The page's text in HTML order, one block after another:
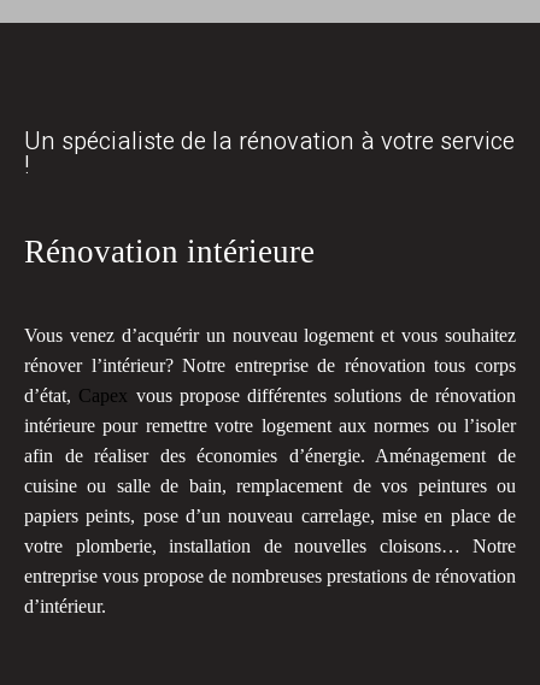
Un spécialiste de la rénovation à votre service
!
Rénovation intérieure
Vous venez d’acquérir un nouveau logement et vous souhaitez
rénover l’intérieur? Notre entreprise de rénovation tous corps
d’état, Capex vous propose différentes solutions de rénovation
intérieure pour remettre votre logement aux normes ou l’isoler
afin de réaliser des économies d’énergie. Aménagement de
cuisine ou salle de bain, remplacement de vos peintures ou
papiers peints, pose d’un nouveau carrelage, mise en place de
votre plomberie, installation de nouvelles cloisons… Notre
entreprise vous propose de nombreuses prestations de rénovation
d’intérieur.